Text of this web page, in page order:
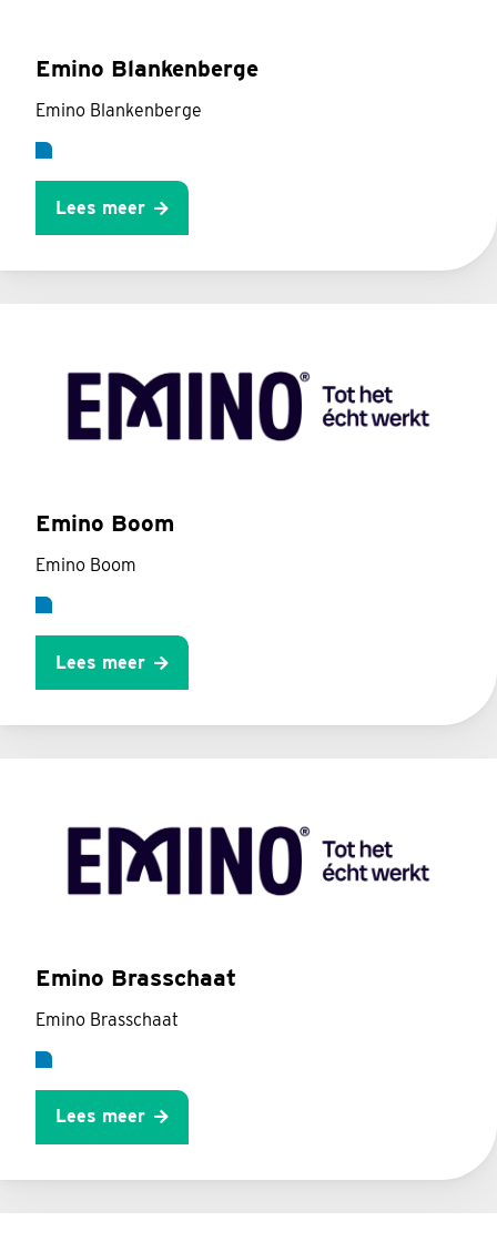
Emino Blankenberge
Emino Blankenberge
Lees meer
Emino Boom
Emino Boom
Lees meer
Emino Brasschaat
Emino Brasschaat
Lees meer